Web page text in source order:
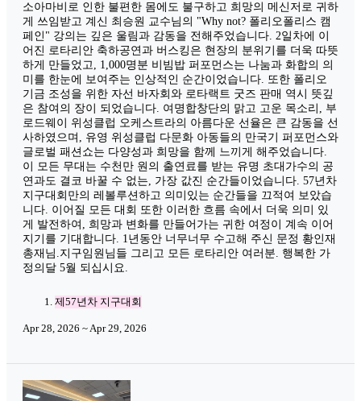
소아마비로 인한 불편한 몸에도 불구하고 희망의 메신저로 귀하
게 쓰임받고 계신 최승원 교수님의 "Why not? 폴리오폴리스 캠
페인" 강의는 깊은 울림과 감동을 전해주었습니다. 2일차에 이
어진 로타리안 축하공연과 버스킹은 현장의 분위기를 더욱 따뜻
하게 만들었고, 1,000명분 비빔밥 퍼포먼스는 나눔과 화합의 의
미를 한눈에 보여주는 인상적인 순간이었습니다. 또한 폴리오
기금 조성을 위한 자선 바자회와 로타랙트 굿즈 판매 역시 뜻깊
은 참여의 장이 되었습니다. 여명합창단의 맑고 고운 목소리, 부
로드웨이 위성클럽 오케스트라의 아름다운 선율은 큰 감동을 선
사하였으며, 유영 위성클럽 다문화 아동들의 만국기 퍼포먼스와
글로벌 패션쇼는 다양성과 희망을 함께 느끼게 해주었습니다.
이 모든 무대는 수천만 원의 출연료를 받는 유명 초대가수의 공
연과도 결코 바꿀 수 없는, 가장 값진 순간들이었습니다. 57년차
지구대회만의 레볼루션하고 의미있는 순간들을 끄적여 보았습
니다. 이어질 모든 대회 또한 이러한 흐름 속에서 더욱 의미 있
게 발전하여, 희망과 변화를 만들어가는 귀한 여정이 계속 이어
지기를 기대합니다. 1년동안 너무너무 수고해 주신 문정 황인재
총재님.지구임원님들 그리고 모든 로타리안 여러분. 행복한 가
정의달 5월 되십시요.
제57년차 지구대회
Apr 28, 2026 ~ Apr 29, 2026